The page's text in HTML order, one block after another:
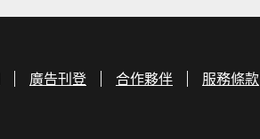
廣告刊登 合作夥伴 服務條款